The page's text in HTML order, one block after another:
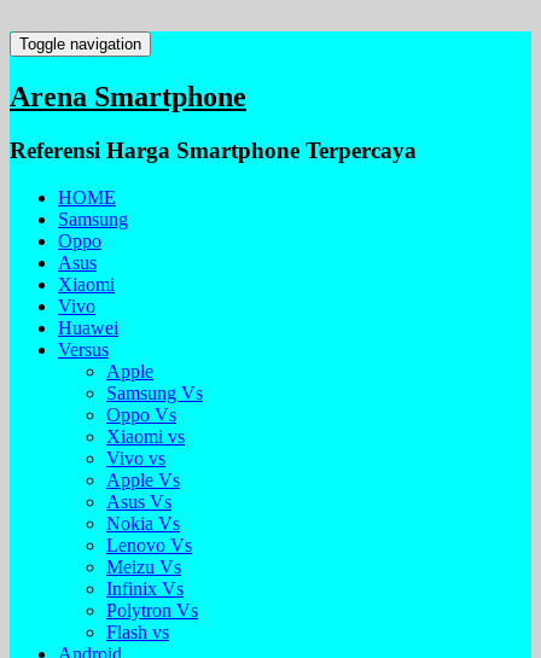
Toggle navigation
Arena Smartphone
Referensi Harga Smartphone Terpercaya
HOME
Samsung
Oppo
Asus
Xiaomi
Vivo
Huawei
Versus
Apple
Samsung Vs
Oppo Vs
Xiaomi vs
Vivo vs
Apple Vs
Asus Vs
Nokia Vs
Lenovo Vs
Meizu Vs
Infinix Vs
Polytron Vs
Flash vs
Android